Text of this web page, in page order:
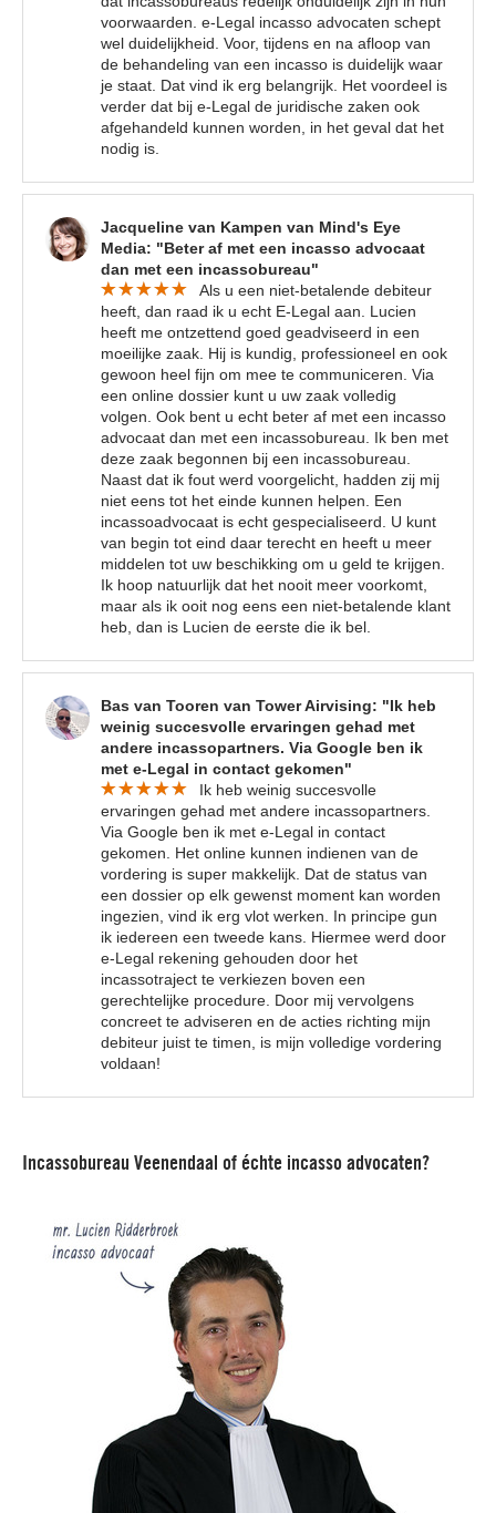
voorwaarden. e-Legal incasso advocaten schept
wel duidelijkheid. Voor, tijdens en na afloop van
de behandeling van een incasso is duidelijk waar
je staat. Dat vind ik erg belangrijk. Het voordeel is
verder dat bij e-Legal de juridische zaken ook
afgehandeld kunnen worden, in het geval dat het
nodig is.
Jacqueline van Kampen van Mind's Eye
Media: "Beter af met een incasso advocaat
dan met een incassobureau"
Als u een niet-betalende debiteur
heeft, dan raad ik u echt E-Legal aan. Lucien
heeft me ontzettend goed geadviseerd in een
moeilijke zaak. Hij is kundig, professioneel en ook
gewoon heel fijn om mee te communiceren. Via
een online dossier kunt u uw zaak volledig
volgen. Ook bent u echt beter af met een incasso
advocaat dan met een incassobureau. Ik ben met
deze zaak begonnen bij een incassobureau.
Naast dat ik fout werd voorgelicht, hadden zij mij
niet eens tot het einde kunnen helpen. Een
incassoadvocaat is echt gespecialiseerd. U kunt
van begin tot eind daar terecht en heeft u meer
middelen tot uw beschikking om u geld te krijgen.
Ik hoop natuurlijk dat het nooit meer voorkomt,
maar als ik ooit nog eens een niet-betalende klant
heb, dan is Lucien de eerste die ik bel.
Bas van Tooren van Tower Airvising: "Ik heb
weinig succesvolle ervaringen gehad met
andere incassopartners. Via Google ben ik
met e-Legal in contact gekomen"
Ik heb weinig succesvolle
ervaringen gehad met andere incassopartners.
Via Google ben ik met e-Legal in contact
gekomen. Het online kunnen indienen van de
vordering is super makkelijk. Dat de status van
een dossier op elk gewenst moment kan worden
ingezien, vind ik erg vlot werken. In principe gun
ik iedereen een tweede kans. Hiermee werd door
e-Legal rekening gehouden door het
incassotraject te verkiezen boven een
gerechtelijke procedure. Door mij vervolgens
concreet te adviseren en de acties richting mijn
debiteur juist te timen, is mijn volledige vordering
voldaan!
Incassobureau Veenendaal of échte incasso advocaten?